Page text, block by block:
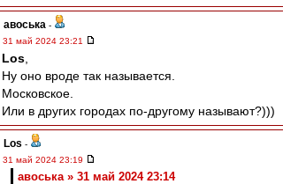
авоська -
31 май 2024 23:21
Los
Ну оно вроде так называется.
Московское.
Или в других городах по-другому называют?)))
Los -
31 май 2024 23:19
авоська » 31 май 2024 23:14